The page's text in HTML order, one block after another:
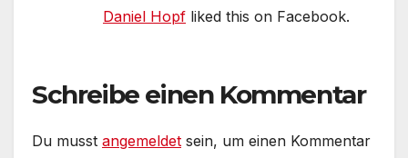
Daniel Hopf liked this on Facebook.
Schreibe einen Kommentar
Du musst angemeldet sein, um einen Kommentar